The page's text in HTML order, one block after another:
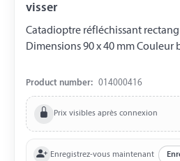
visser
Catadioptre réfléchissant
Dimensions 90 x 40 mm Couleur
Product number: 014000416
Prix visibles après connexion
Enregistrez-vous maintenant